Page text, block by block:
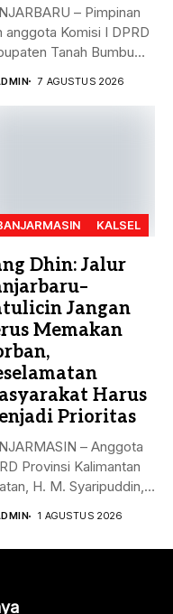
– Pimpinan
anggota Komisi I DPRD
Tanah Bumbu
7 AGUSTUS 2026
KALSEL
Dhin: Jalur
Jangan
Memakan
Harus
Prioritas
– Anggota
Provinsi Kalimantan
H. M. Syaripuddin,
1 AGUSTUS 2026